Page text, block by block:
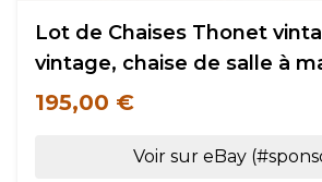
Lot de Chaises Thonet
vintage, chaise de salle à
195,00 €
Voir sur eBay